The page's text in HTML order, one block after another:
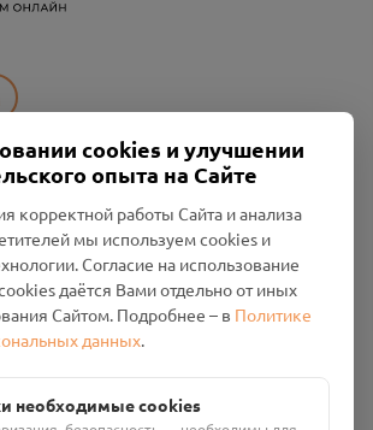
ответственностью «Смоленский
1256700001986
cookies и улучшении
опыта на Сайте
корректной работы Сайта и анализа
мы используем cookies и
Согласие на использование
даётся Вами отдельно от иных
Сайтом. Подробнее – в Политике
данных.
необходимые cookies